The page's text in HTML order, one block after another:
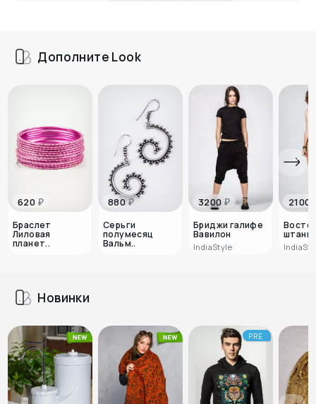
Дополните Look
620 ₽
Браслет
Лиловая
планет..
880₽
Серьги
полумесяц
Вальм..
3200 ₽
Бриджи галифе
Вавилон
IndiaStyle
2100
штаны
Новинки
PRE